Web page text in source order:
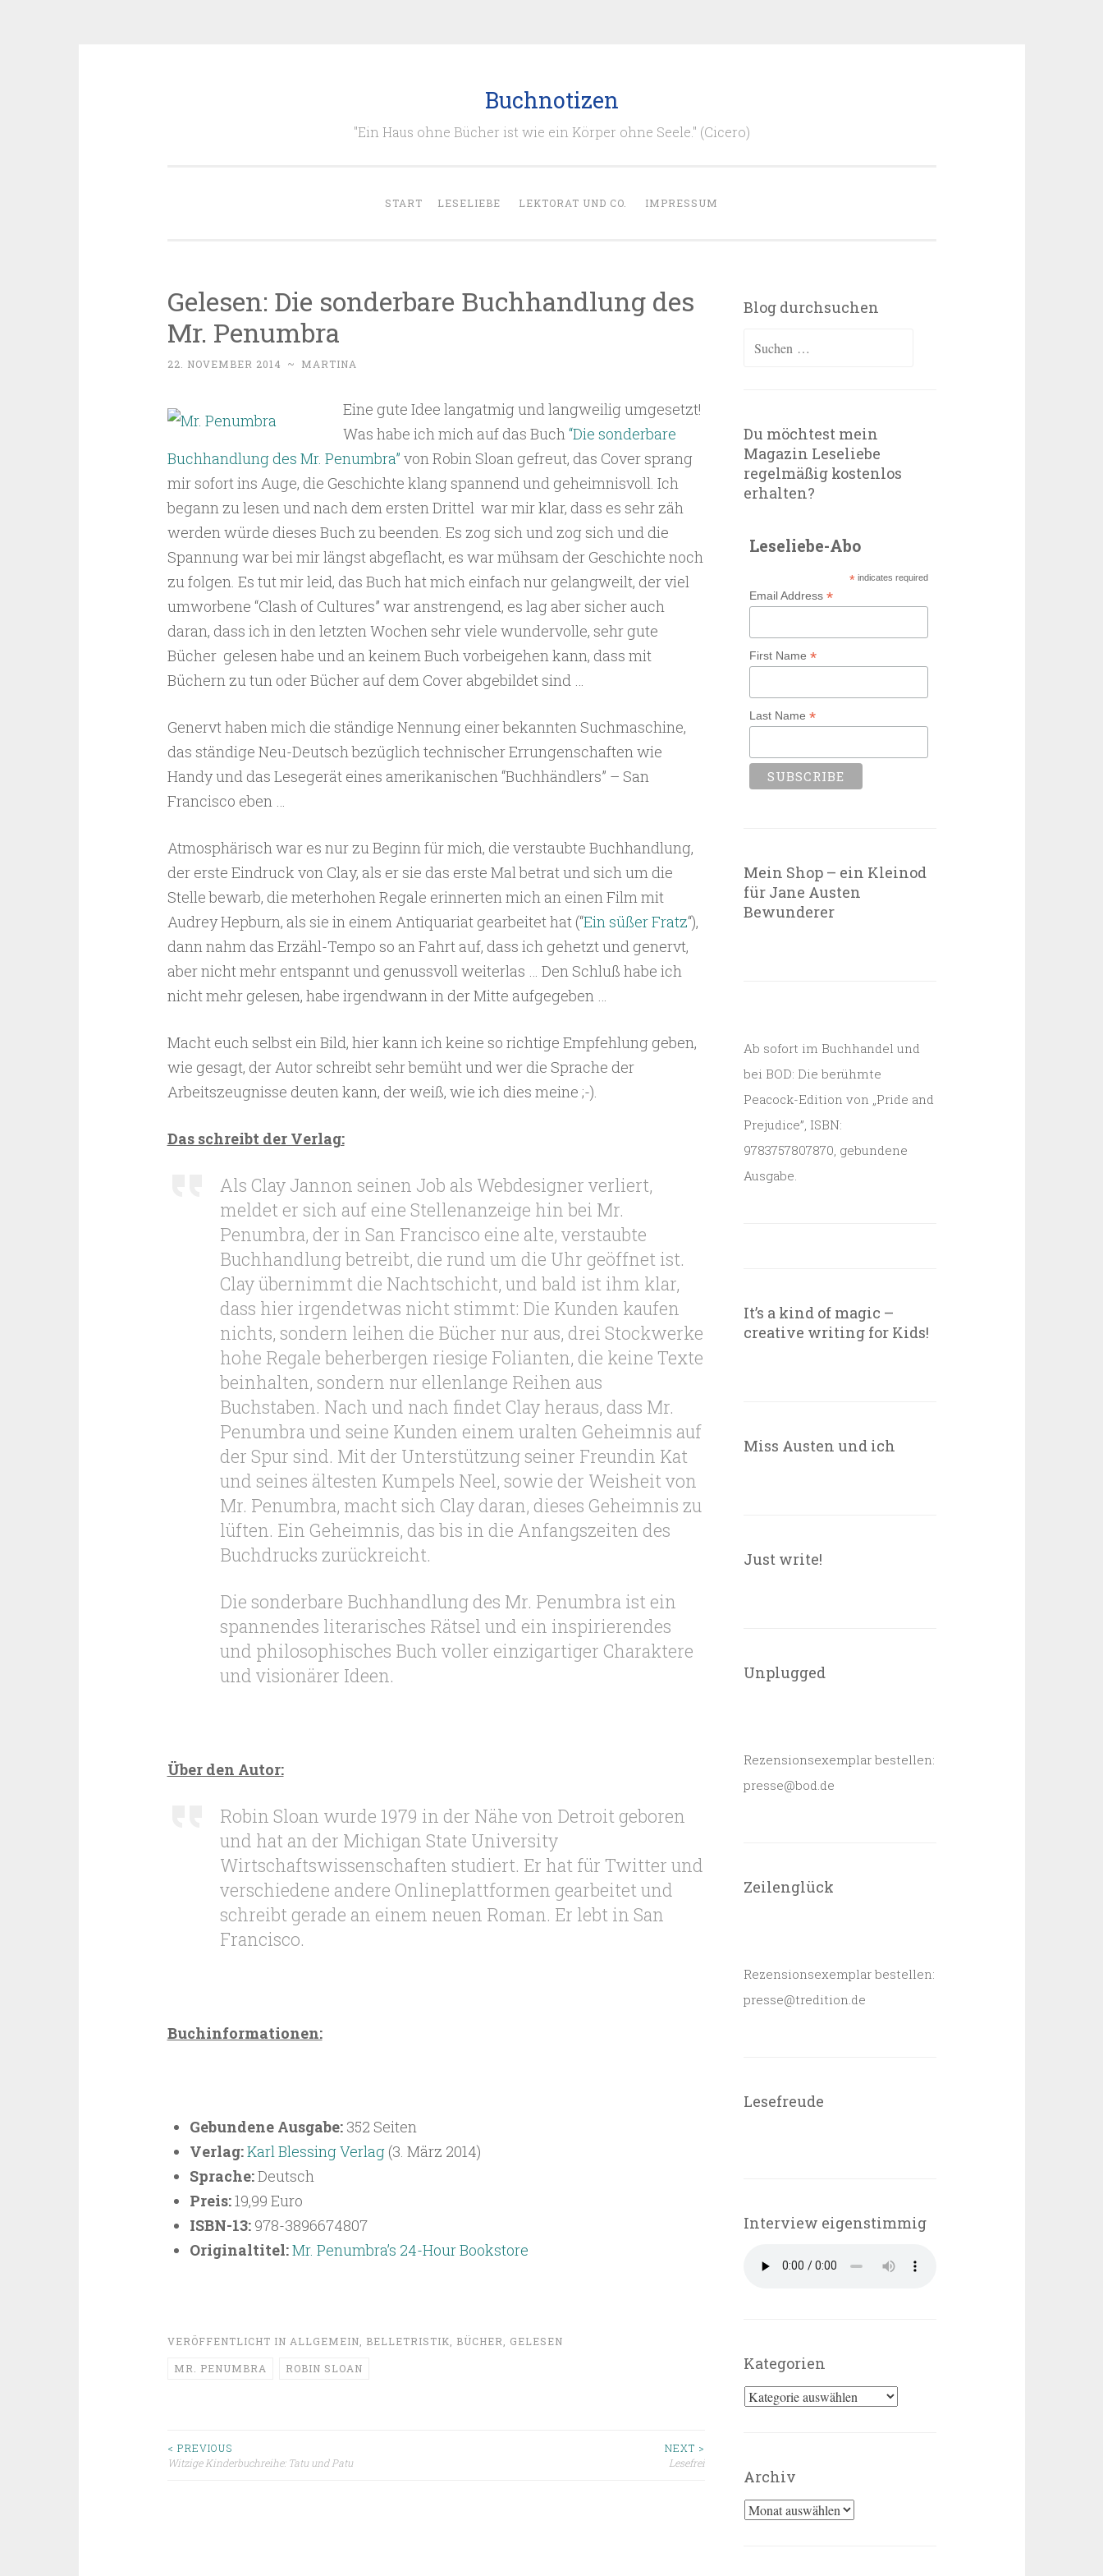
Buchnotizen
"Ein Haus ohne Bücher ist wie ein Körper ohne Seele." (Cicero)
START LESELIEBE LEKTORAT UND CO. IMPRESSUM
Gelesen: Die sonderbare Buchhandlung des
Mr. Penumbra
22. NOVEMBER 2014 ~ MARTINA
Eine gute Idee langatmig und langweilig umgesetzt!
Was habe ich mich auf das Buch“Die sonderbare
Buchhandlung des Mr. Penumbra” von Robin Sloan gefreut, das Cover sprang
mir sofort ins Auge, die Geschichte klang spannend und geheimnisvoll. Ich
begann zu lesen und nach dem ersten Drittel war mir klar, dass es sehr zäh
werden würde dieses Buch zu beenden. Es zog sich und zog sich und die
Spannung war bei mir längst abgeflacht, es war mühsam der Geschichte noch
zu folgen. Es tut mir leid, das Buch hat mich einfach nur gelangweilt, der viel
umworbene “Clash of Cultures” war anstrengend, es lag aber sicher auch
daran, dass ich in den letzten Wochen sehr viele wundervolle, sehr gute
Bücher gelesen habe und an keinem Buch vorbeigehen kann, dass mit
Büchern zu tun oder Bücher auf dem Cover abgebildet sind …
Genervt haben mich die ständige Nennung einer bekannten Suchmaschine,
das ständige Neu-Deutsch bezüglich technischer Errungenschaften wie
Handy und das Lesegerät eines amerikanischen “Buchhändlers” – San
Francisco eben …
Atmosphärisch war es nur zu Beginn für mich, die verstaubte Buchhandlung,
der erste Eindruck von Clay, als er sie das erste Mal betrat und sich um die
Stelle bewarb, die meterhohen Regale erinnerten mich an einen Film mit
Audrey Hepburn, als sie in einem Antiquariat gearbeitet hat (“Ein süßer Fratz“),
dann nahm das Erzähl-Tempo so an Fahrt auf, dass ich gehetzt und genervt,
aber nicht mehr entspannt und genussvoll weiterlas … Den Schluß habe ich
nicht mehr gelesen, habe irgendwann in der Mitte aufgegeben …
Macht euch selbst ein Bild, hier kann ich keine so richtige Empfehlung geben,
wie gesagt, der Autor schreibt sehr bemüht und wer die Sprache der
Arbeitszeugnisse deuten kann, der weiß, wie ich dies meine ;-).
Das schreibt der Verlag:
Als Clay Jannon seinen Job als Webdesigner verliert,
meldet er sich auf eine Stellenanzeige hin bei Mr.
Penumbra, der in San Francisco eine alte, verstaubte
Buchhandlung betreibt, die rund um die Uhr geöffnet ist.
Clay übernimmt die Nachtschicht, und bald ist ihm klar,
dass hier irgendetwas nicht stimmt: Die Kunden kaufen
nichts, sondern leihen die Bücher nur aus, drei Stockwerke
hohe Regale beherbergen riesige Folianten, die keine Texte
beinhalten, sondern nur ellenlange Reihen aus
Buchstaben. Nach und nach findet Clay heraus, dass Mr.
Penumbra und seine Kunden einem uralten Geheimnis auf
der Spur sind. Mit der Unterstützung seiner Freundin Kat
und seines ältesten Kumpels Neel, sowie der Weisheit von
Mr. Penumbra, macht sich Clay daran, dieses Geheimnis zu
lüften. Ein Geheimnis, das bis in die Anfangszeiten des
Buchdrucks zurückreicht.
Die sonderbare Buchhandlung des Mr. Penumbra ist ein
spannendes literarisches Rätsel und ein inspirierendes
und philosophisches Buch voller einzigartiger Charaktere
und visionärer Ideen.
Über den Autor:
Robin Sloan wurde 1979 in der Nähe von Detroit geboren
und hat an der Michigan State University
Wirtschaftswissenschaften studiert. Er hat für Twitter und
verschiedene andere Onlineplattformen gearbeitet und
schreibt gerade an einem neuen Roman. Er lebt in San
Francisco.
Buchinformationen:
Gebundene Ausgabe:352 Seiten
Verlag:Karl Blessing Verlag(3. März 2014)
Sprache:Deutsch
Preis:19,99 Euro
ISBN-13:978-3896674807
Originaltitel:Mr. Penumbra’s 24-Hour Bookstore
VERÖFFENTLICHT IN ALLGEMEIN BELLETRISTIK BÜCHER GELESEN
MR. PENUMBRA ROBIN SLOAN
Beitragsnavigation
< PREVIOUS
Witzige Kinderbuchreihe: Tatu und Patu
NEXT >
Lesefrei
Blog durchsuchen
Suchen
Du möchtest mein
Magazin Leseliebe
regelmäßig kostenlos
erhalten?
Leseliebe-Abo
* indicates required
Email Address*
First Name*
Last Name*
Mein Shop – ein Kleinod
für Jane Austen
Bewunderer
Ab sofort im Buchhandel und
bei BOD: Die berühmte
Peacock-Edition von „Pride and
Prejudice”, ISBN:
9783757807870, gebundene
Ausgabe.
It’s a kind of magic –
creative writing for Kids!
Miss Austen und ich
Just write!
Unplugged
Rezensionsexemplar bestellen:
presse@bod.de
Zeilenglück
Rezensionsexemplar bestellen:
presse@tredition.de
Lesefreude
Interview eigenstimmig
Kategorien
Kategorien
Archiv
Archiv